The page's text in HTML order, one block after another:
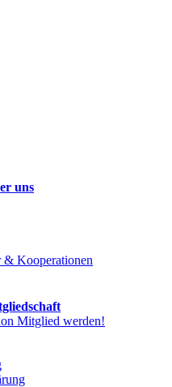
uns
& Kooperationen
Mitglied werden!